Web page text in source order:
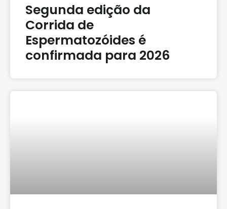
Segunda edição da
Corrida de
Espermatozóides é
confirmada para 2026